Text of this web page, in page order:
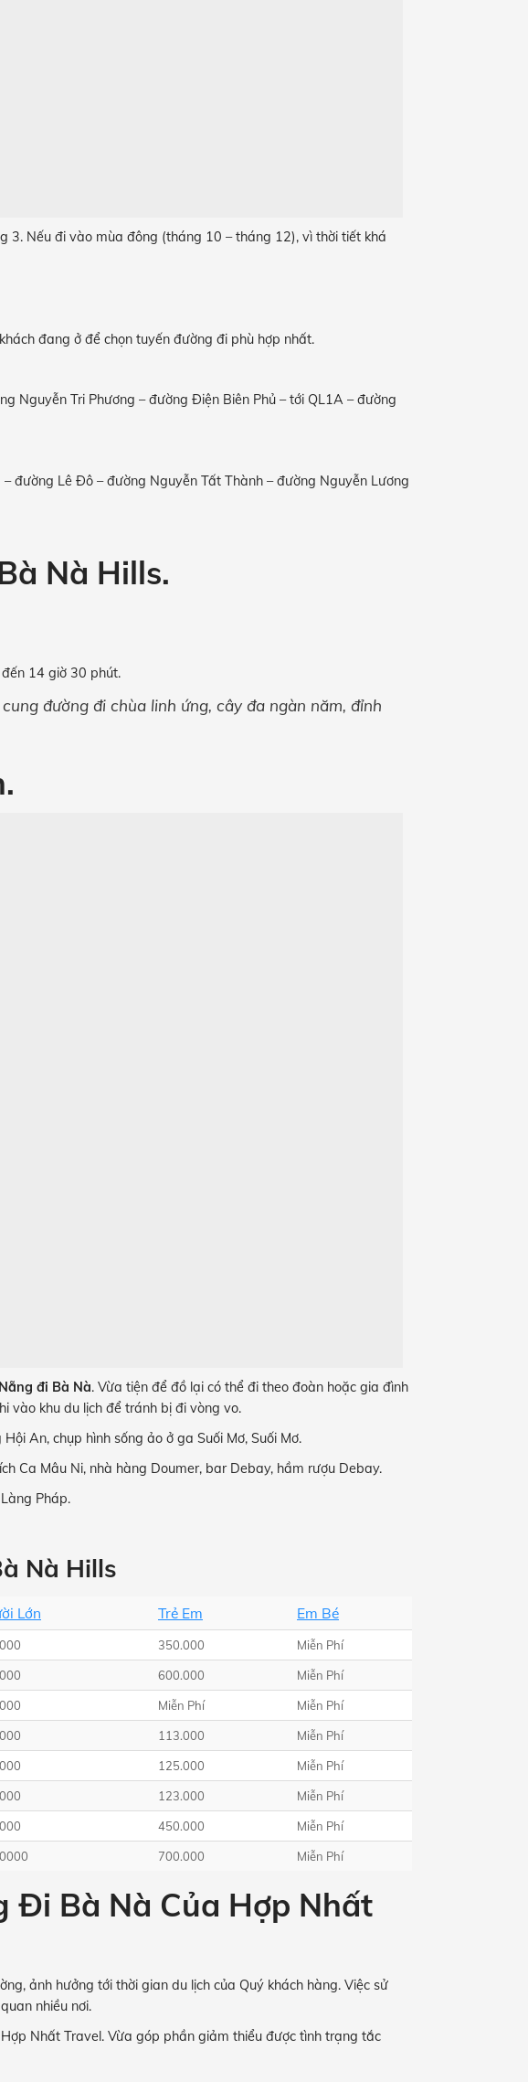
3. Nếu đi vào mùa đông (tháng 10 – tháng 12), vì thời tiết khá
đang ở để chọn tuyến đường đi phù hợp nhất.
Nguyễn Tri Phương – đường Điện Biên Phủ – tới QL1A – đường
đường Lê Đô – đường Nguyễn Tất Thành – đường Nguyễn Lương
Nà Hills.
14 giờ 30 phút.
đường đi chùa linh ứng, cây đa ngàn năm, đỉnh
đi Bà Nà. Vừa tiện để đồ lại có thể đi theo đoàn hoặc gia đình
vào khu du lịch để tránh bị đi vòng vo.
An, chụp hình sống ảo ở ga Suối Mơ, Suối Mơ.
Ca Mâu Ni, nhà hàng Doumer, bar Debay, hầm rượu Debay.
Pháp.
Nà Hills
Lớn Trẻ Em Em Bé
350.000 Miễn Phí
600.000 Miễn Phí
Miễn Phí Miễn Phí
113.000 Miễn Phí
125.000 Miễn Phí
123.000 Miễn Phí
450.000 Miễn Phí
700.000 Miễn Phí
Đi Bà Nà Của Hợp Nhất
ảnh hưởng tới thời gian du lịch của Quý khách hàng. Việc sử
nhiều nơi.
Nhất Travel. Vừa góp phần giảm thiểu được tình trạng tắc